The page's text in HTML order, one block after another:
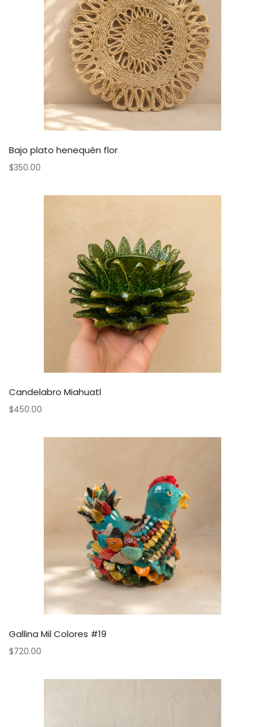
Bajo plato henequén flor
$350.00
Candelabro Miahuatl
$450.00
Gallina Mil Colores #19
$720.00